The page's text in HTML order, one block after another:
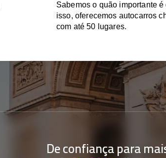
Sabemos o quão importante é
isso, oferecemos autocarros
com até 50 lugares.
De confiança para